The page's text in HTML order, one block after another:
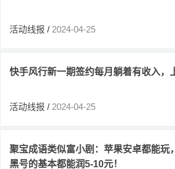
活动线报 / 2024-04-25
快手风行新一期签约每月躺着有收入，
活动线报 / 2024-04-25
聚宝成语类似富小剧：苹果安卓都能玩
黑号的基本都能润5-10元！